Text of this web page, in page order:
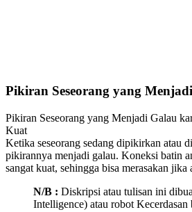
Pikiran Seseorang yang
Pikiran Seseorang yang Menjadi Galau
Kuat
Ketika seseorang sedang dipikirkan atau
pikirannya menjadi galau. Koneksi batin
sangat kuat, sehingga bisa merasakan jika
N/B : Diskripsi atau tulisan ini
Intelligence) atau robot